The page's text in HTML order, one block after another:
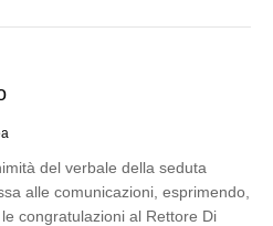
del verbale della seduta
alle comunicazioni, esprimendo,
congratulazioni al Rettore Di